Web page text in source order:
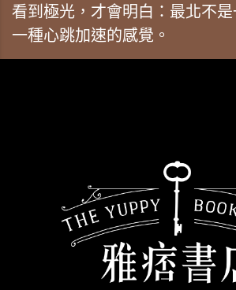
看到極光，才會明白：最北不
一種心跳加速的感覺。